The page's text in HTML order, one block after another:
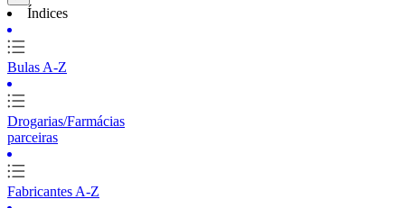
Índices
Bulas A-Z
Drogarias/Farmácias
parceiras
Fabricantes A-Z